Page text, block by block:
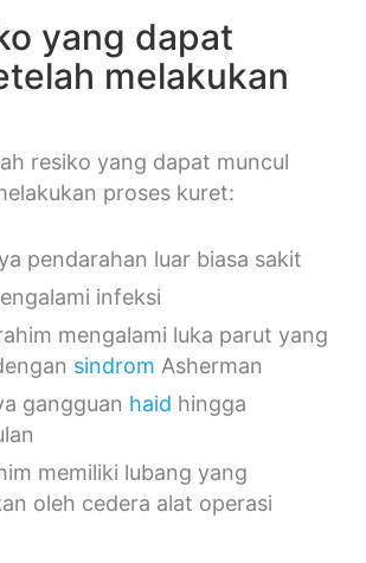
yang dapat
melakukan
resiko yang dapat muncul
proses kuret:
pendarahan luar biasa sakit
infeksi
mengalami luka parut yang
sindrom Asherman
gangguan haid hingga
memiliki lubang yang
oleh cedera alat operasi